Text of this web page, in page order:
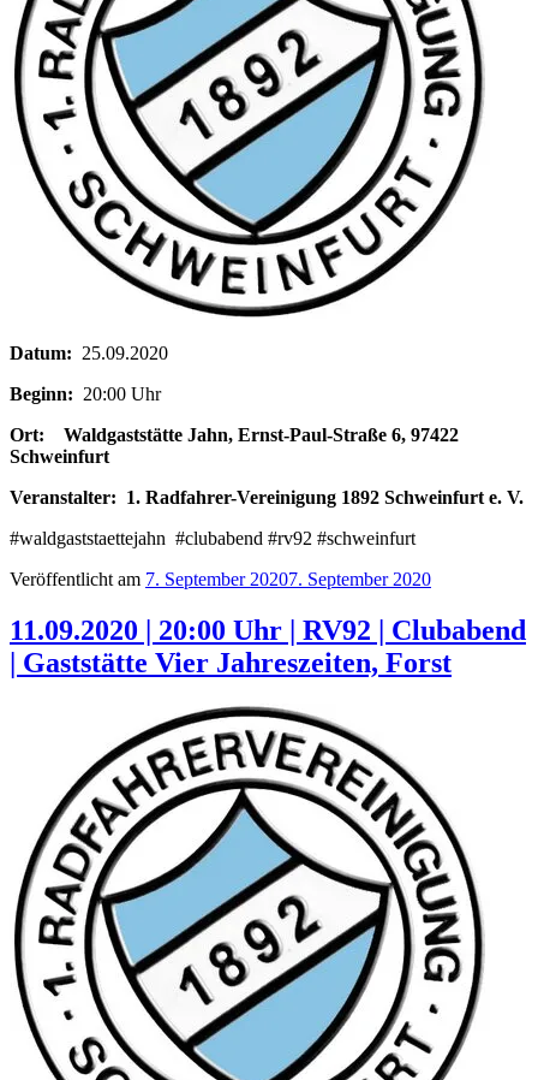
Datum: 25.09.2020
Beginn: 20:00 Uhr
Ort:
Waldgaststätte Jahn, Ernst-Paul-Straße 6, 97422
Schweinfurt
Veranstalter: 1. Radfahrer-Vereinigung 1892 Schweinfurt e. V.
#waldgaststaettejahn‬ ‬ #clubabend #rv92 #schweinfurt
Veröffentlicht am 7. September 20207. September 2020
11.09.2020 | 20:00 Uhr | RV92 | Clubabend
| Gaststätte Vier Jahreszeiten, Forst